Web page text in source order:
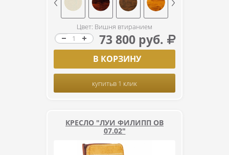
Цвет: Вишня втиранием
73 800 руб.
В КОРЗИНУ
купитьв 1 клик
КРЕСЛО "ЛУИ ФИЛИПП ОВ
07.02"